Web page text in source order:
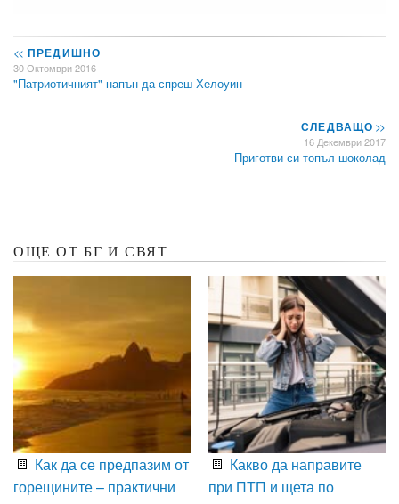
<< ПРЕДИШНО
30 Октомври 2016
"Патриотичният" напън да спреш Хелоуин
СЛЕДВАЩО>>
16 Декември 2017
Приготви си топъл шоколад
ОЩЕ ОТ БГ И СВЯТ
Как да се предпазим от
горещините – практични
Какво да направите
при ПТП и щета по